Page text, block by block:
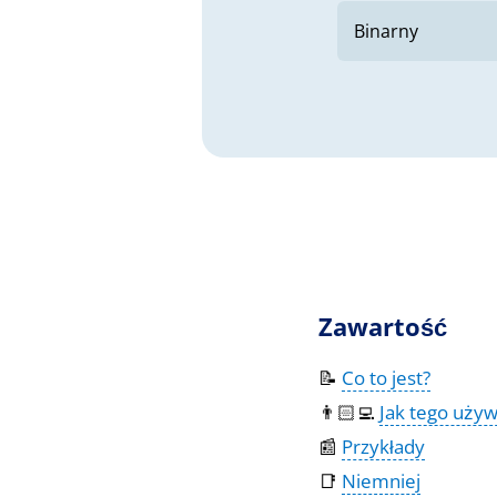
Zawartość
📝 Co to jest?
👨🏻‍💻 Jak tego
📰 Przykłady
📑 Niemniej